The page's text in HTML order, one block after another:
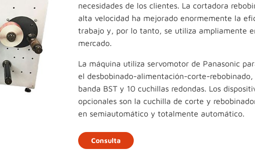
necesidades de los clientes. La cortadora
alta velocidad ha mejorado enormemente la
trabajo y, por lo tanto, se utiliza ampliamente
mercado.
La máquina utiliza servomotor de Panasonic
el desbobinado-alimentación-corte-rebobinado,
banda BST y 10 cuchillas redondas. Los
opcionales son la cuchilla de corte y
en semiautomático y totalmente automático.
Consulta